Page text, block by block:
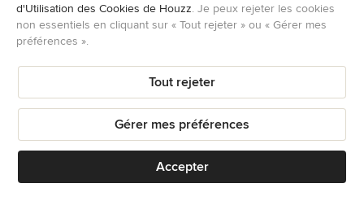
Sauvegarder
d'Utilisation des Cookies de Houzz. Je peux rejeter les cookies
non essentiels en cliquant sur « Tout rejeter » ou « Gérer mes
préférences ».
Tout rejeter
Gérer mes préférences
Accepter